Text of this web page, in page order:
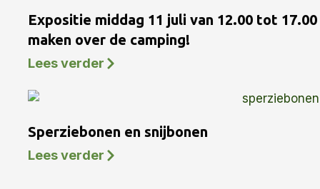
Expositie middag 11 juli van 12.00 tot
maken over de camping!
Lees verder
Sperziebonen en snijbonen
Lees verder